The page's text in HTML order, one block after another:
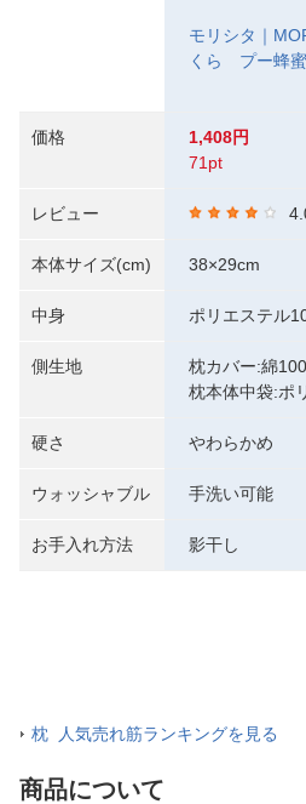
価格
レビュー
本体サイズ(cm)
中身
側生地
硬さ
ウォッシャブル
お手入れ方法
モリシタ｜
くら プー蜂
1,408円
71pt
38×29cm
ポリエステル
枕カバー:綿
枕本体中袋:ポ
やわらかめ
手洗い可能
影干し
枕 人気売れ筋ランキングを見る
商品について